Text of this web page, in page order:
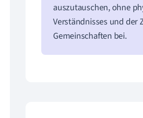
auszutauschen, ohne
Verständnisses und
Gemeinschaften bei.